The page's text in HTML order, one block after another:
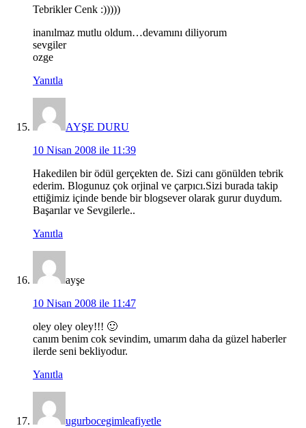
Tebrikler Cenk :)))))
inanılmaz mutlu oldum…devamını diliyorum
sevgiler
ozge
Yanıtla
AYŞE DURU
10 Nisan 2008 ile 11:39
Hakedilen bir ödül gerçekten de. Sizi canı gönülden tebrik
ederim. Blogunuz çok orjinal ve çarpıcı.Sizi burada takip
ettiğimiz içinde bende bir blogsever olarak gurur duydum.
Başarılar ve Sevgilerle..
Yanıtla
ayşe
10 Nisan 2008 ile 11:47
oley oley oley!!! 🙂
canım benim cok sevindim, umarım daha da güzel haberler
ilerde seni bekliyodur.
Yanıtla
ugurbocegimleafiyetle